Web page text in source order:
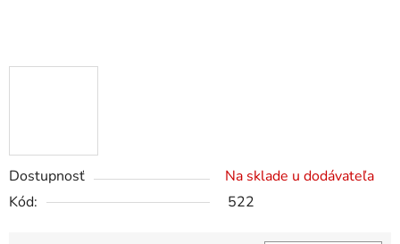
Dostupnosť
Na sklade u dodávateľa
Kód:
522